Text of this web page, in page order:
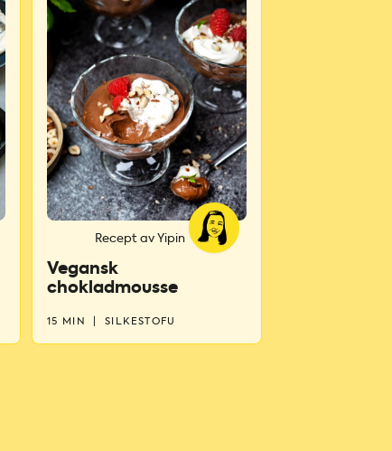
Recept av Yipin
Vegansk
chokladmousse
15 MIN SILKESTOFU